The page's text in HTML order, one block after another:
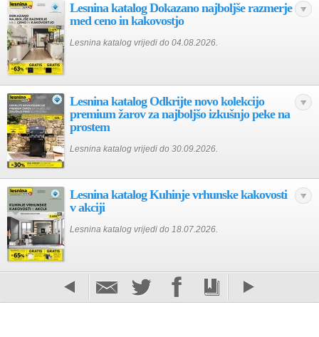
Lesnina katalog Dokazano najboljše razmerje
med ceno in kakovostjo
Lesnina katalog vrijedi do 04.08.2026.
Lesnina katalog Odkrijte novo kolekcijo
premium žarov za najboljšo izkušnjo peke na
prostem
Lesnina katalog vrijedi do 30.09.2026.
Lesnina katalog Kuhinje vrhunske kakovosti
v akciji
Lesnina katalog vrijedi do 18.07.2026.